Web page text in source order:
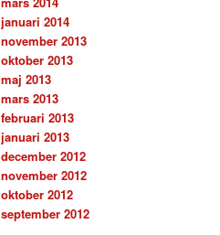
januari 2014
november 2013
oktober 2013
maj 2013
mars 2013
februari 2013
januari 2013
december 2012
november 2012
oktober 2012
september 2012